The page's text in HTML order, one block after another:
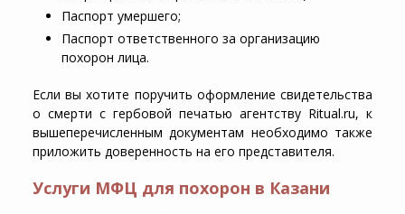
Паспорт умершего;
Паспорт ответственного за организацию
похорон лица.
Если вы хотите поручить оформление свидетельства
о смерти с гербовой печатью агентству Ritual.ru, к
вышеперечисленным документам необходимо также
приложить доверенность на его представителя.
Услуги МФЦ для похорон в Казани